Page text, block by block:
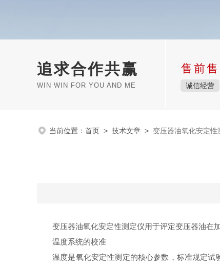
追求合作共赢
WIN WIN FOR YOU AND ME
售前
诚信经营
当前位置： 首页 > 技术文章 > 变压器油氧化安定性
变压器油氧化安定性测定仪用于评定变压器油在
温度系统的校准
温度是氧化安定性测定的核心参数，标准规定